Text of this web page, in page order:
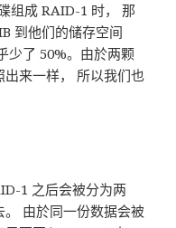
组成 RAID-1 时， 那
到他们的储存空间
少了 50%。由於两颗
来一样， 所以我们也
1 之后会被分为两
由於同一份数据会被